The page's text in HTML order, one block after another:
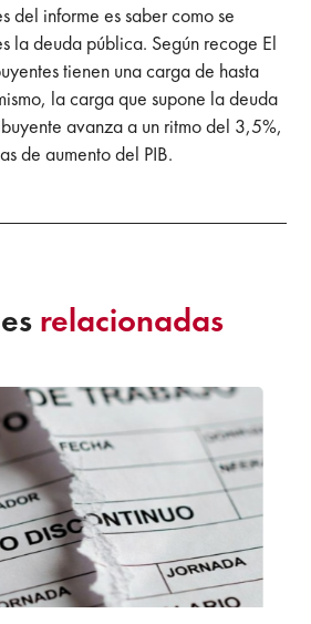
del informe es saber como se
la deuda pública. Según recoge El
tienen una carga de hasta
la carga que supone la deuda
avanza a un ritmo del 3,5%,
de aumento del PIB.
relacionadas